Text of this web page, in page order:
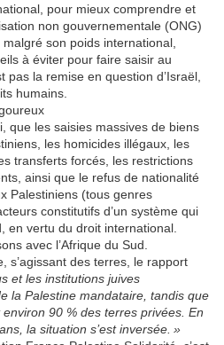
pour mieux comprendre et
non gouvernementale (ONG)
malgré son poids international,
à éviter pour faire saisir au
pas la remise en question d’Israël,
humains.
que les saisies massives de biens
les homicides illégaux, les
transferts forcés, les restrictions
ainsi que le refus de nationalité
Palestiniens (tous genres
constitutifs d’un système qui
en vertu du droit international.
avec l’Afrique du Sud.
s’agissant des terres, le rapport
et les institutions juives
la Palestine mandataire, tandis que
90 % des terres privées. En
la situation s’est inversée. »